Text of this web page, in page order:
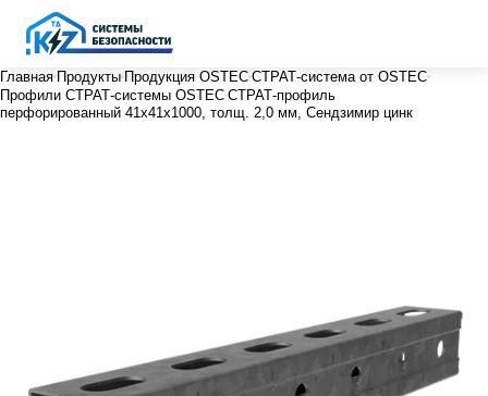
Главная Продукты Продукция OSTEC СТРАТ-система от OSTEC
Профили СТРАТ-системы OSTEC СТРАТ-профиль
перфорированный 41х41х1000, толщ. 2,0 мм, Сендзимир цинк